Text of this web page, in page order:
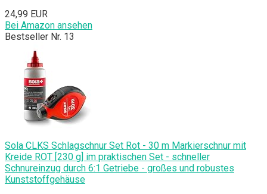
24,99 EUR
Bei Amazon ansehen
Bestseller Nr. 13
Sola CLKS Schlagschnur Set Rot - 30 m Markierschnur mit
Kreide ROT [230 g] im praktischen Set - schneller
Schnureinzug durch 6:1 Getriebe - großes und robustes
Kunststoffgehäuse